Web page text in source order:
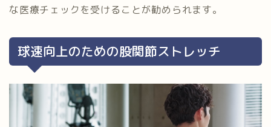
な医療チェックを受けることが勧められます。
球速向上のための股関節ストレッチ